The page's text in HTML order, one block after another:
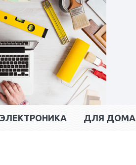
ЭЛЕКТРОНИКА ДЛЯ ДОМА